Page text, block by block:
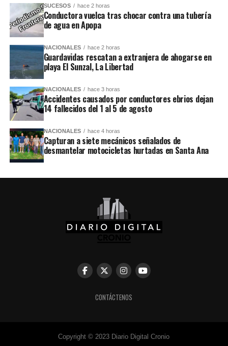
SUCESOS hace 2 horas
Conductora vuelca tras chocar contra una tubería
de agua en Apopa
NACIONALES hace 2 horas
Guardavidas rescatan a extranjera de ahogarse en
playa El Sunzal, La Libertad
NACIONALES hace 3 horas
Accidentes causados por conductores ebrios dejan
14 fallecidos del 1 al 5 de agosto
NACIONALES hace 4 horas
Capturan a siete mecánicos señalados de
desmantelar motocicletas hurtadas en Santa Ana
CONTÁCTENOS
Copyright © 2023 Diario Digital Cronio